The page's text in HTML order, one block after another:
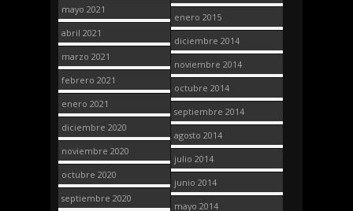
mayo 2021
abril 2021
marzo 2021
febrero 2021
enero 2021
diciembre 2020
noviembre 2020
octubre 2020
septiembre 2020
enero 2015
diciembre 2014
noviembre 2014
octubre 2014
septiembre 2014
agosto 2014
julio 2014
junio 2014
mayo 2014